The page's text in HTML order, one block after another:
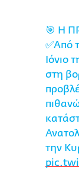
🎯 Η
✅Από
Ιόνιο
στη
την